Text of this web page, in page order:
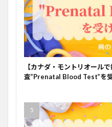
【カナダ・モントリオール
査”Prenatal Blood Test”を